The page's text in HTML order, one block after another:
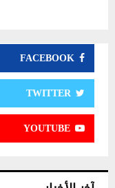
FACEBOOK
TWITTER
YOUTUBE